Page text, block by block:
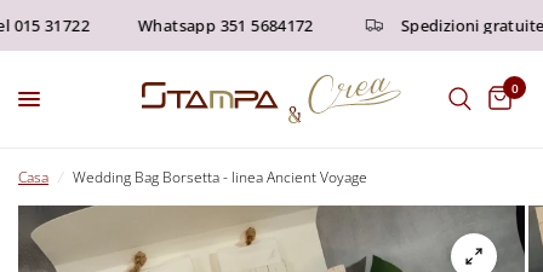
31722 Whatsapp 351 5684172 Spedizioni gratuite
0
Casa / Wedding Bag Borsetta - linea Ancient Voyage